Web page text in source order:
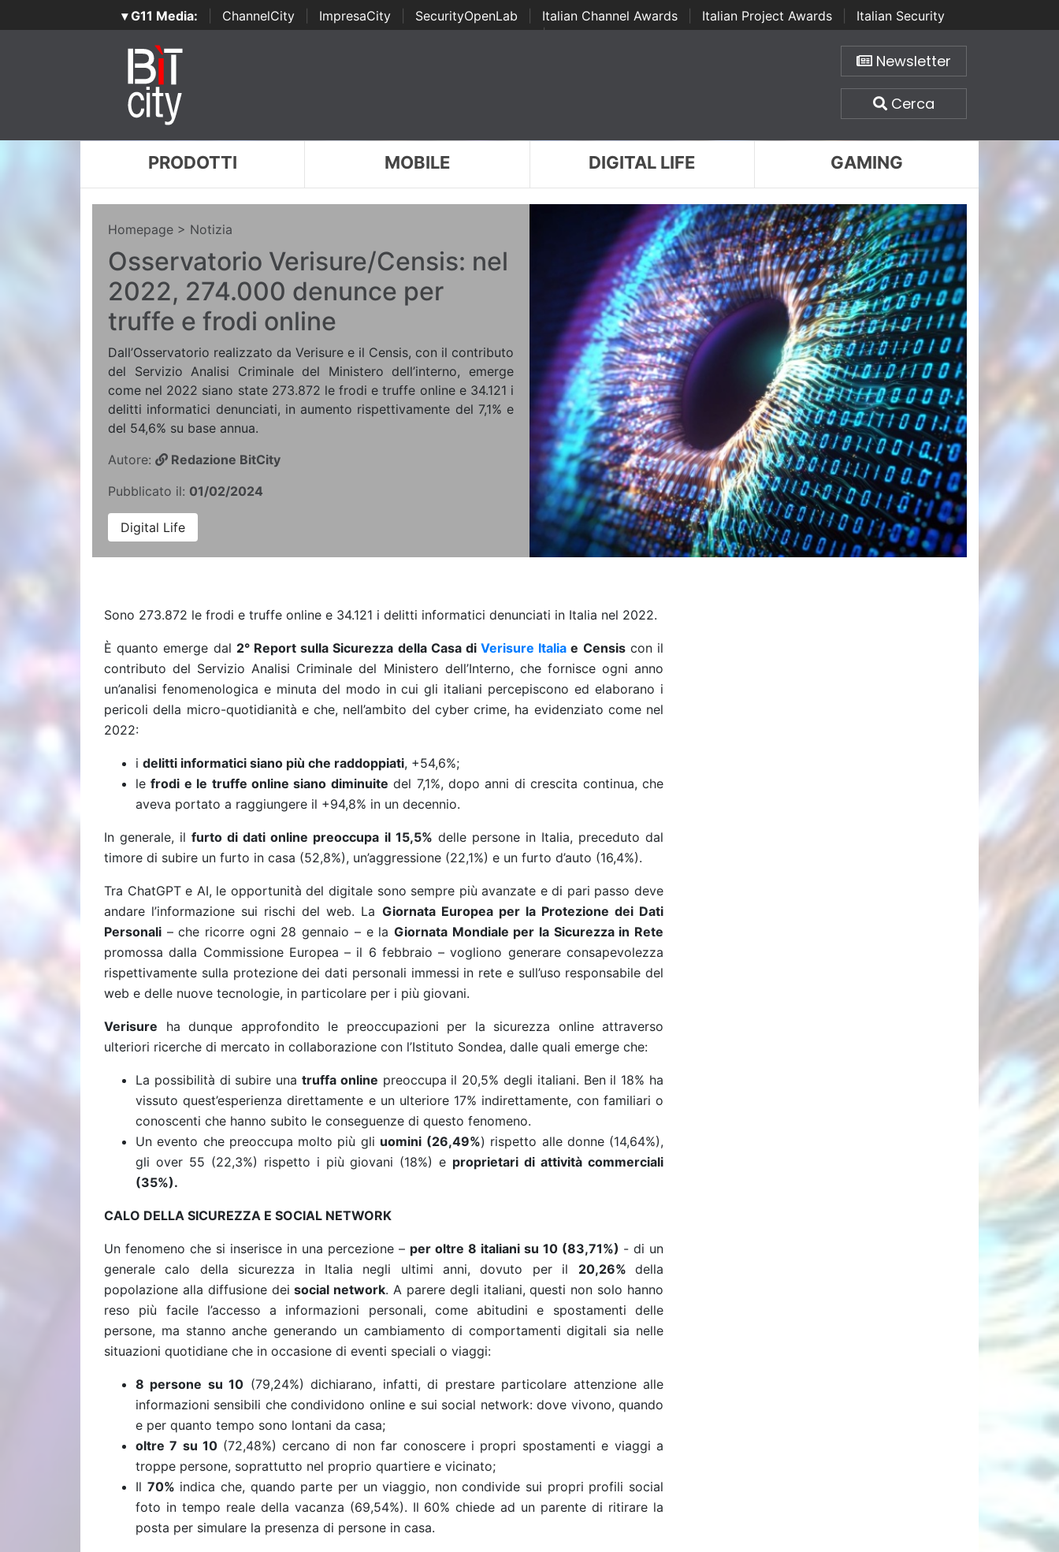
▾ G11 Media: ChannelCity ImpresaCity SecurityOpenLab Italian Channel Awards Italian Project Awards
Italian Security
Awards | ...
Newsletter
Cerca
PRODOTTI MOBILE DIGITAL LIFE GAMING
Homepage > Notizia
Osservatorio Verisure/Censis: nel
2022, 274.000 denunce per
truffe e frodi online
Dall’Osservatorio realizzato da Verisure e il Censis, con il contributo
del Servizio Analisi Criminale del Ministero dell’interno, emerge
come nel 2022 siano state 273.872 le frodi e truffe online e 34.121 i
delitti informatici denunciati, in aumento rispettivamente del 7,1% e
del 54,6% su base annua.
Autore:
Redazione BitCity
Pubblicato il: 01/02/2024
Digital Life
Sono 273.872 le frodi e truffe online e 34.121 i delitti informatici denunciati in Italia nel 2022.
È quanto emerge dal 2° Report sulla Sicurezza della Casa diVerisure Italia e Censiscon il
contributo del Servizio Analisi Criminale del Ministero dell’Interno, che fornisce ogni anno
un’analisi fenomenologica e minuta del modo in cui gli italiani percepiscono ed elaborano i
pericoli della micro-quotidianità e che, nell’ambito del cyber crime, ha evidenziato come nel
2022:
i delitti informatici siano più che raddoppiati, +54,6%;
lefrodi e le truffe online siano diminuite del 7,1%, dopo anni di crescita continua, che
aveva portato a raggiungere il +94,8% in un decennio.
In generale, ilfurto di dati online preoccupa il 15,5% delle persone in Italia, preceduto dal
timore di subire un furto in casa (52,8%), un’aggressione (22,1%) e un furto d’auto (16,4%).
Tra ChatGPT e AI, le opportunità del digitale sono sempre più avanzate e di pari passo deve
andare l’informazione sui rischi del web. La Giornata Europea per la Protezione dei Dati
Personali – che ricorre ogni 28 gennaio – e la Giornata Mondiale per la Sicurezza in Rete
promossa dalla Commissione Europea – il 6 febbraio – vogliono generare consapevolezza
rispettivamente sulla protezione dei dati personali immessi in rete e sull’uso responsabile del
web e delle nuove tecnologie, in particolare per i più giovani.
Verisure ha dunque approfondito le preoccupazioni per la sicurezza online attraverso
ulteriori ricerche di mercato in collaborazione con l’Istituto Sondea, dalle quali emerge che:
La possibilità di subire una truffa online preoccupa il 20,5% degli italiani. Ben il 18% ha
vissuto quest’esperienza direttamente e un ulteriore 17% indirettamente, con familiari o
conoscenti che hanno subito le conseguenze di questo fenomeno.
Un evento che preoccupa molto più gli uomini (26,49%) rispetto alle donne (14,64%),
gli over 55 (22,3%) rispetto i più giovani (18%) e proprietari di attività commerciali
(35%).
CALO DELLA SICUREZZA E SOCIAL NETWORK
Un fenomeno che si inserisce in una percezione – per oltre 8 italiani su 10 (83,71%) - di un
generale calo della sicurezza in Italia negli ultimi anni, dovuto per il 20,26%della
popolazione alla diffusione deisocial network. A parere degli italiani, questi non solo hanno
reso più facile l’accesso a informazioni personali, come abitudini e spostamenti delle
persone, ma stanno anche generando un cambiamento di comportamenti digitali sia nelle
situazioni quotidiane che in occasione di eventi speciali o viaggi:
8 persone su 10 (79,24%) dichiarano, infatti, di prestare particolare attenzione alle
informazioni sensibili che condividono online e sui social network: dove vivono, quando
e per quanto tempo sono lontani da casa;
oltre 7 su 10 (72,48%) cercano di non far conoscere i propri spostamenti e viaggi a
troppe persone, soprattutto nel proprio quartiere e vicinato;
Il 70% indica che, quando parte per un viaggio, non condivide sui propri profili social
foto in tempo reale della vacanza (69,54%). Il 60% chiede ad un parente di ritirare la
posta per simulare la presenza di persone in casa.